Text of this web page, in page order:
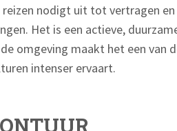
nodigt uit tot vertragen
Het is een actieve,
omgeving maakt het een van
intenser ervaart.